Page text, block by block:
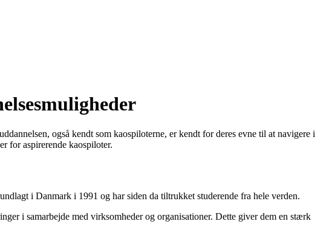
også kendt som kaospiloterne, er kendt for deres evne til at navigere i
for aspirerende kaospiloter.
i Danmark i 1991 og har siden da tiltrukket studerende fra hele verden.
i samarbejde med virksomheder og organisationer. Dette giver dem en stærk